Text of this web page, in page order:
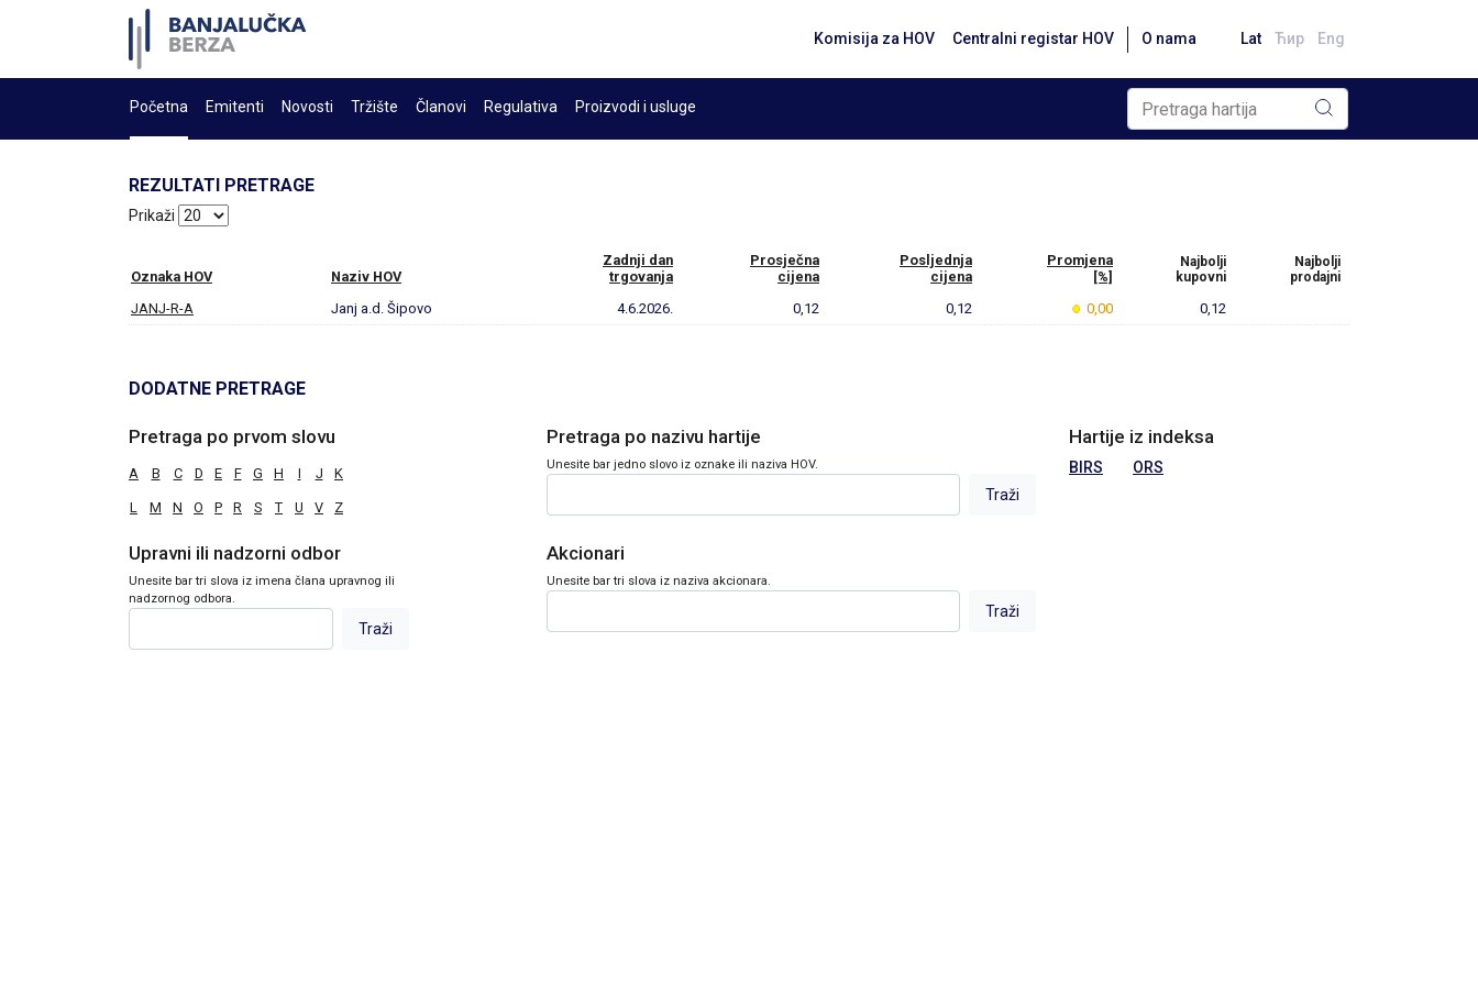
Komisija za HOV Centralni registar HOV O nama Lat Ћир Eng
Početna Emitenti Novosti Tržište Članovi Regulativa Proizvodi i usluge
REZULTATI PRETRAGE
Prikaži
Oznaka HOV Naziv HOV
Zadnji dan
trgovanja
Prosječna
cijena
Posljednja
cijena
Promjena
[%]
Najbolji
kupovni
Najbolji
prodajni
JANJ-R-A Janj a.d. Šipovo 4.6.2026. 0,12 0,12 0,00 0,12
DODATNE PRETRAGE
Pretraga po prvom slovu
A B C D E F G H I J K
L M N O P R S T U V Z
Pretraga po nazivu hartije
Unesite bar jedno slovo iz oznake ili naziva HOV.
Hartije iz indeksa
BIRS ORS
Upravni ili nadzorni odbor
Unesite bar tri slova iz imena člana upravnog ili
nadzornog odbora.
Akcionari
Unesite bar tri slova iz naziva akcionara.